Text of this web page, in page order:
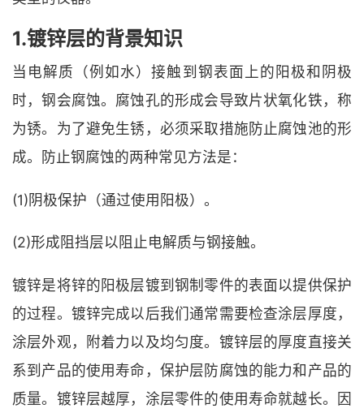
1.镀锌层的背景知识
当电解质（例如水）接触到钢表面上的阳极和阴极
时，钢会腐蚀。腐蚀孔的形成会导致片状氧化铁，称
为锈。为了避免生锈，必须采取措施防止腐蚀池的形
成。防止钢腐蚀的两种常见方法是：
(1)阴极保护（通过使用阳极）。
(2)形成阻挡层以阻止电解质与钢接触。
镀锌是将锌的阳极层镀到钢制零件的表面以提供保护
的过程。镀锌完成以后我们通常需要检查涂层厚度，
涂层外观，附着力以及均匀度。镀锌层的厚度直接关
系到产品的使用寿命，保护层防腐蚀的能力和产品的
质量。镀锌层越厚，涂层零件的使用寿命就越长。因